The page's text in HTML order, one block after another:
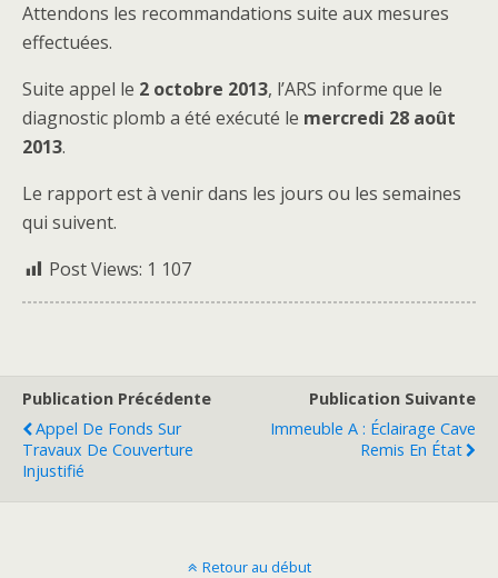
Attendons les recommandations suite aux mesures
effectuées.
Suite appel le 2 octobre 2013, l’ARS informe que le
diagnostic plomb a été exécuté le mercredi 28 août
2013.
Le rapport est à venir dans les jours ou les semaines
qui suivent.
Post Views: 1 107
Publication Précédente
Appel De Fonds Sur
Travaux De Couverture
Injustifié
Publication Suivante
Immeuble A : Éclairage Cave
Remis En État
Retour au début